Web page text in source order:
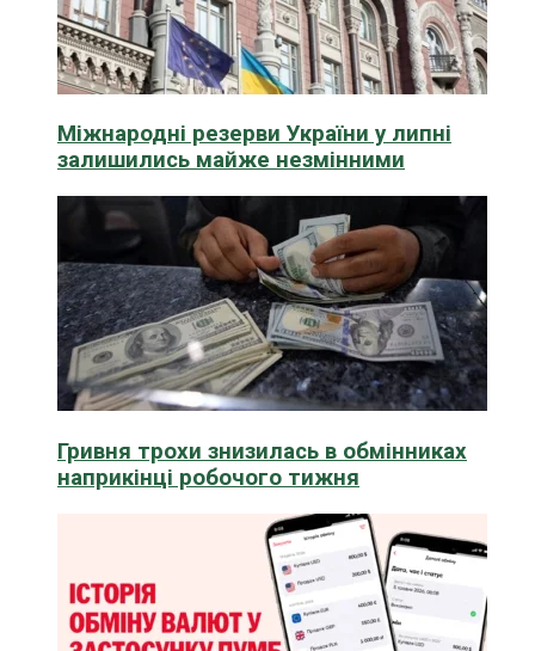
Міжнародні резерви України у липні
залишились майже незмінними
Гривня трохи знизилась в обмінниках
наприкінці робочого тижня